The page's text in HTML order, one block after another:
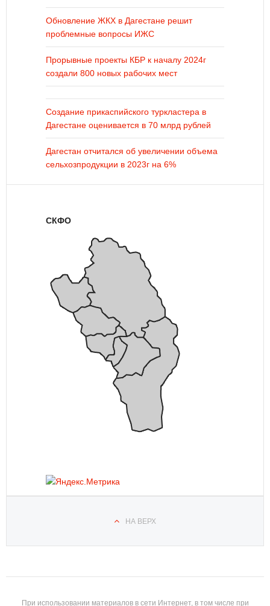
Обновление ЖКХ в Дагестане решит
проблемные вопросы ИЖС
Прорывные проекты КБР к началу 2024г
создали 800 новых рабочих мест
Создание прикаспийского туркластера в
Дагестане оценивается в 70 млрд рублей
Дагестан отчитался об увеличении объема
сельхозпродукции в 2023г на 6%
СКФО
НА ВЕРХ
При использовании материалов в сети Интернет, в том числе при